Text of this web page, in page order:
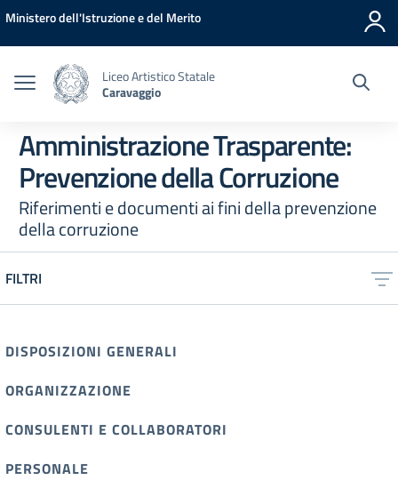
Vai ai contenuti
Vai al menu di navigazione
Vai al footer
Ministero dell'Istruzione e del Merito
Liceo Artistico Statale
Caravaggio
Amministrazione Trasparente:
Prevenzione della Corruzione
Riferimenti e documenti ai fini della prevenzione
della corruzione
FILTRI
DISPOSIZIONI GENERALI
ORGANIZZAZIONE
CONSULENTI E COLLABORATORI
PERSONALE